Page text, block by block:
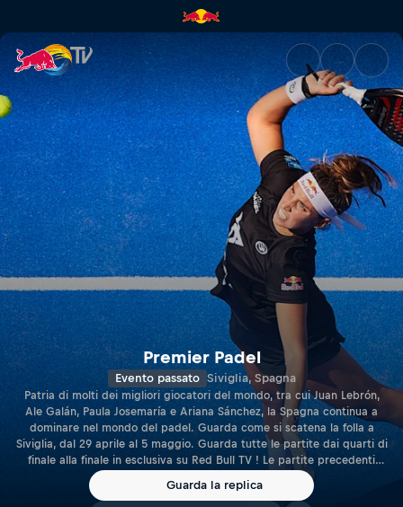
Siviglia Premier Padel P2 |
Premier Padel
Evento passato Siviglia, Spagna
Patria di molti dei migliori giocatori del mondo, tra cui Juan Lebrón,
Ale Galán, Paula Josemaría e Ariana Sánchez, la Spagna continua a
dominare nel mondo del padel. Guarda come si scatena la folla a
Siviglia, dal 29 aprile al 5 maggio. Guarda tutte le partite dai quarti di
finale alla finale in esclusiva su Red Bull TV ! Le partite precedenti
sono disponibili sul canale YouTube di Premier Padel.
Guarda la replica